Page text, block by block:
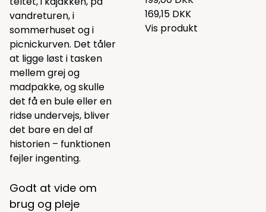
vandreturen, i
sommerhuset og i
picnickurven. Det tåler
at ligge løst i tasken
mellem grej og
madpakke, og skulle
det få en bule eller en
ridse undervejs, bliver
det bare en del af
historien – funktionen
fejler ingenting.
Godt at vide om
brug og pleje
169,15 DKK
Vis produkt